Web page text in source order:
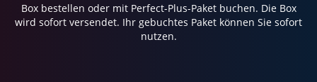
Box bestellen oder mit Perfect-Plus-Paket buchen. Die Box
wird sofort versendet. Ihr gebuchtes Paket können Sie sofort
nutzen.